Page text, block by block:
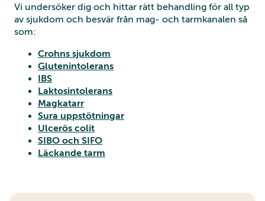
Vi undersöker dig och hittar rätt behandling för all typ
av sjukdom och besvär från mag- och tarmkanalen så
som:
Crohns sjukdom
Glutenintolerans
IBS
Laktosintolerans
Magkatarr
Sura uppstötningar
Ulcerös colit
SIBO och SIFO
Läckande tarm